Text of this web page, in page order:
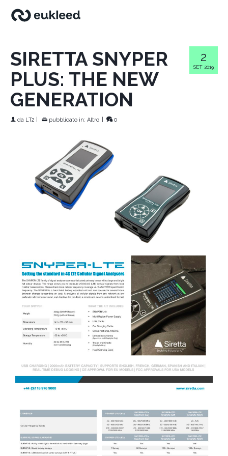
2
SET 2019
SIRETTA SNYPER
PLUS: THE NEW
GENERATION
da LT2 pubblicato in: Altro 0